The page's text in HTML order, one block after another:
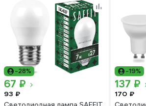
-28%
67 ₽
93 ₽
-19%
137 ₽
170 ₽